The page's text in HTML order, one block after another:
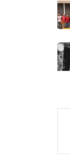
► Se
compartía
Se llamaba
del siglo XIX;
Tepic